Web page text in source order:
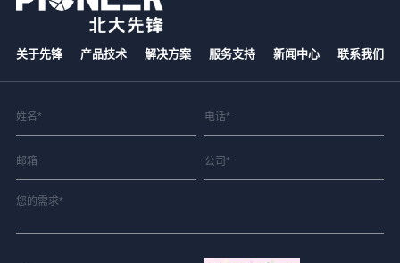
关于先锋 产品技术 解决方案 服务支持 新闻中心 联系我们